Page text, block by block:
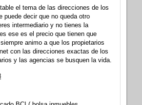
el tema de las direcciones de los
puede decir que no queda otro
intermediario y no tienes la
ese es el precio que tienen que
animo a que los propietarios
con las direcciones exactas de los
y las agencias se busquen la vida.